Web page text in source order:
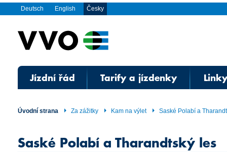
Deutsch English Česky
Jízdní řád Tarify a jízdenky
Úvodní strana Za zážitky Kam na výlet Saské Polabí a
Saské Polabí a Tharandtský les